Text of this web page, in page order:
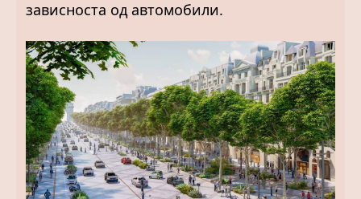
зависноста од автомобили.